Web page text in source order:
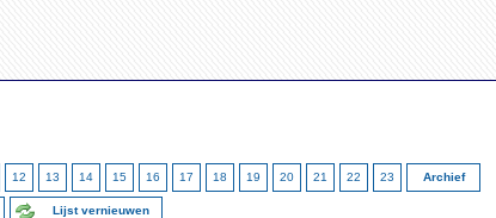
12 13 14 15 16 17 18 19 20 21 22 23 Archief
Lijst vernieuwen